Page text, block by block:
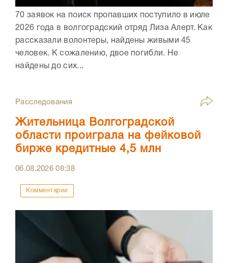
70 заявок на поиск пропавших поступило в июле
2026 года в волгоградский отряд Лиза Алерт. Как
рассказали волонтеры, найдены живыми 45
человек. К сожалению, двое погибли. Не
найдены до сих...
Расследования
Жительница Волгоградской
области проиграла на фейковой
бирже кредитные 4,5 млн
06.08.202608:38
Комментарии